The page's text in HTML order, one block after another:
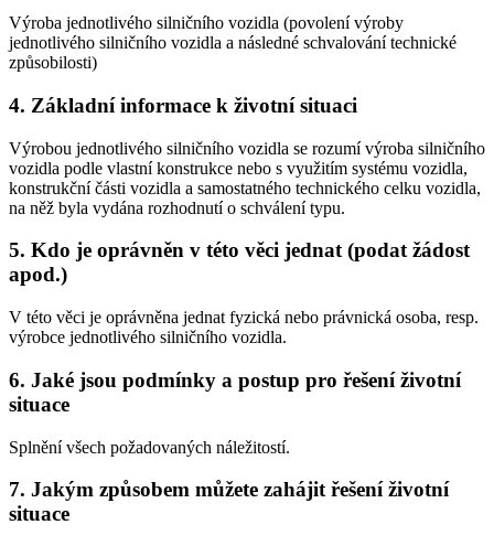
Výroba jednotlivého silničního vozidla (povolení výroby
jednotlivého silničního vozidla a následné schvalování technické
způsobilosti)
4. Základní informace k životní situaci
Výrobou jednotlivého silničního vozidla se rozumí výroba silničního
vozidla podle vlastní konstrukce nebo s využitím systému vozidla,
konstrukční části vozidla a samostatného technického celku vozidla,
na něž byla vydána rozhodnutí o schválení typu.
5. Kdo je oprávněn v této věci jednat (podat žádost
apod.)
V této věci je oprávněna jednat fyzická nebo právnická osoba, resp.
výrobce jednotlivého silničního vozidla.
6. Jaké jsou podmínky a postup pro řešení životní
situace
Splnění všech požadovaných náležitostí.
7. Jakým způsobem můžete zahájit řešení životní
situace